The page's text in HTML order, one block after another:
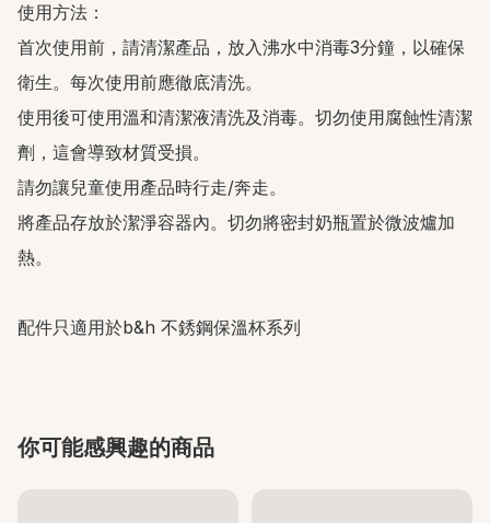
使用方法：
首次使用前，請清潔產品，放入沸水中消毒3分鐘，以確保
衛生。每次使用前應徹底清洗。
使用後可使用溫和清潔液清洗及消毒。切勿使用腐蝕性清潔
劑，這會導致材質受損。
請勿讓兒童使用產品時行走/奔走。
將產品存放於潔淨容器內。切勿將密封奶瓶置於微波爐加
熱。
配件只適用於b&h 不銹鋼保溫杯系列
你可能感興趣的商品